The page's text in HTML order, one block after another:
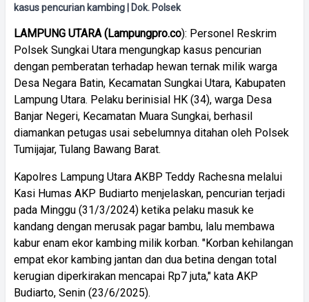
kasus pencurian kambing | Dok. Polsek
LAMPUNG UTARA (Lampungpro.co): Personel Reskrim
Polsek Sungkai Utara mengungkap kasus pencurian
dengan pemberatan terhadap hewan ternak milik warga
Desa Negara Batin, Kecamatan Sungkai Utara, Kabupaten
Lampung Utara. Pelaku berinisial HK (34), warga Desa
Banjar Negeri, Kecamatan Muara Sungkai, berhasil
diamankan petugas usai sebelumnya ditahan oleh Polsek
Tumijajar, Tulang Bawang Barat.
Kapolres Lampung Utara AKBP Teddy Rachesna melalui
Kasi Humas AKP Budiarto menjelaskan, pencurian terjadi
pada Minggu (31/3/2024) ketika pelaku masuk ke
kandang dengan merusak pagar bambu, lalu membawa
kabur enam ekor kambing milik korban. "Korban kehilangan
empat ekor kambing jantan dan dua betina dengan total
kerugian diperkirakan mencapai Rp7 juta," kata AKP
Budiarto, Senin (23/6/2025).